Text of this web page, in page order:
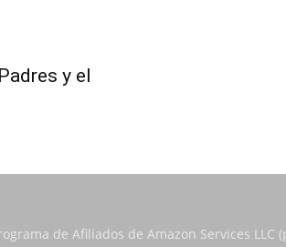
y el
de Afiliados de Amazon Services